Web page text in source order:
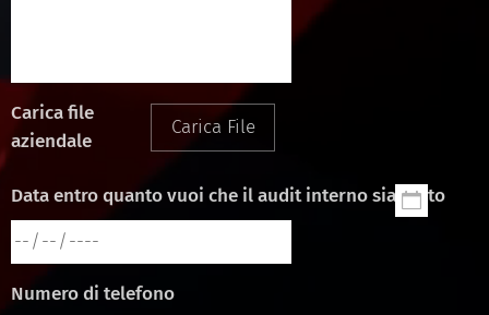
Carica file
aziendale
Carica File
Data entro quanto vuoi che il audit interno sia finito
Numero di telefono